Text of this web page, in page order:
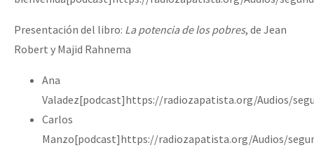
Presentación del libro: La potencia de los pobres, de Jean
Robert y Majid Rahnema
Ana
Valadez[podcast]https://radiozapatista.org/Audios/
Carlos
Manzo[podcast]https://radiozapatista.org/Audios/